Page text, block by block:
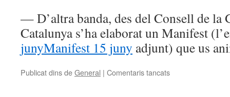
— D’altra banda, des del Consell de la
Catalunya s’ha elaborat un Manifest
junyManifest 15 juny adjunt) que us
Publicat dins deGeneral | Comentaris tancats